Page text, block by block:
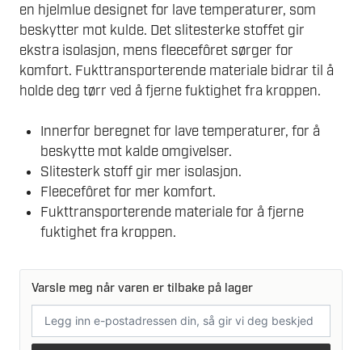
en hjelmlue designet for lave temperaturer, som
beskytter mot kulde. Det slitesterke stoffet gir
ekstra isolasjon, mens fleecefôret sørger for
komfort. Fukttransporterende materiale bidrar til å
holde deg tørr ved å fjerne fuktighet fra kroppen.
Innerfor beregnet for lave temperaturer, for å
beskytte mot kalde omgivelser.
Slitesterk stoff gir mer isolasjon.
Fleecefôret for mer komfort.
Fukttransporterende materiale for å fjerne
fuktighet fra kroppen.
Varsle meg når varen er tilbake på lager
postadresse